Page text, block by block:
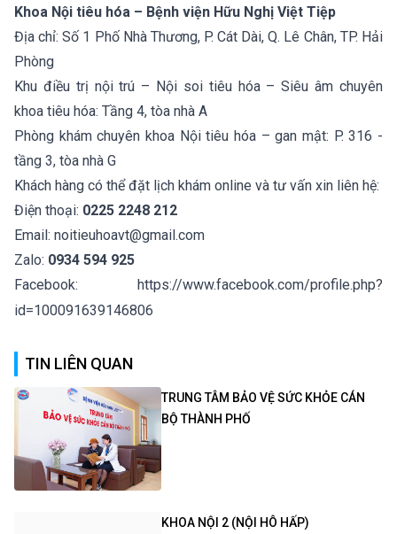
Khoa Nội tiêu hóa – Bệnh viện Hữu Nghị Việt Tiệp
Địa chỉ: Số 1 Phố Nhà Thương, P. Cát Dài, Q. Lê Chân, TP. Hải
Phòng
Khu điều trị nội trú – Nội soi tiêu hóa – Siêu âm chuyên
khoa tiêu hóa: Tầng 4, tòa nhà A
Phòng khám chuyên khoa Nội tiêu hóa – gan mật: P. 316 -
tầng 3, tòa nhà G
Khách hàng có thể đặt lịch khám online và tư vấn xin liên hệ:
Điện thoại: 0225 2248 212
Email: noitieuhoavt@gmail.com
Zalo: 0934 594 925
Facebook:
https://www.facebook.com/profile.php?
id=100091639146806
TIN LIÊN QUAN
TRUNG TÂM BẢO VỆ SỨC KHỎE CÁN
BỘ THÀNH PHỐ
KHOA NỘI 2 (NỘI HÔ HẤP)